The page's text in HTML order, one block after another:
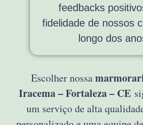
feedbacks
fidelidade de nossos
longo dos
Escolher nossa
Iracema – Fortaleza – CE
um serviço de alta